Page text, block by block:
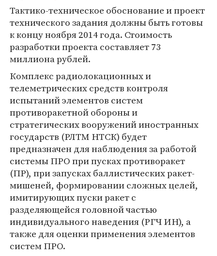
Тактико-техническое обоснование и проект
технического задания должны быть готовы
к концу ноября 2014 года. Стоимость
разработки проекта составляет 73
миллиона рублей.
Комплекс радиолокационных и
телеметрических средств контроля
испытаний элементов систем
противоракетной обороны и
стратегических вооружений иностранных
государств (РЛТМ НТСК) будет
предназначен для наблюдения за работой
системы ПРО при пусках противоракет
(ПР), при запусках баллистических ракет-
мишеней, формировании сложных целей,
имитирующих пуски ракет с
разделяющейся головной частью
индивидуального наведения (РГЧ ИН), а
также для оценки применения элементов
систем ПРО.